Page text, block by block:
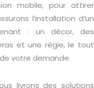
mobile, pour attirer
l’installation d’un
: un
décor, des
et une régie, le tout
votre demande.
livrons des solutions